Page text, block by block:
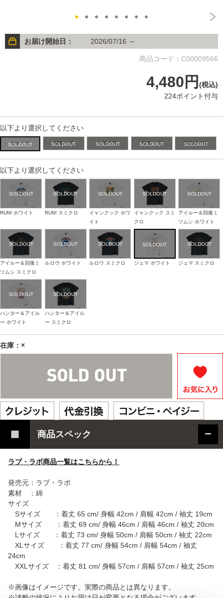
お届け開始日： 2026/07/16 ～
商品コード：C00009566
4,480円 (税込)
224ポイント付与
以下より選択してください
Sサイズ Mサイズ Lサイズ XLサイズ XXLサイズ
以下より選択してください
RUN! ホワイト RUN! スミクロ
イャンクック ホワ
イト
イャンクック スミ
クロ
アイルー＆回復ミ
ツムシ ホワイト
アイルー＆回復ミ
ツムシ スミクロ
ルロウ ホワイト ルロウ スミクロ ジェマ ホワイト ジェマ スミクロ
ハンター＆アイル
ー ホワイト
ハンター＆アイル
ー スミクロ
在庫：×
商品スペック
ラブ・ラボ商品一覧はこちらから！
発売元：ラブ・ラボ
素材 ：綿
サイズ
Sサイズ ：着丈 65 cm/ 身幅 42cm / 肩幅 42cm / 袖丈 19cm
Mサイズ ：着丈 69 cm/ 身幅 46cm / 肩幅 46cm / 袖丈 20cm
Lサイズ ：着丈 73 cm/ 身幅 50cm / 肩幅 50cm / 袖丈 22cm
XLサイズ ：着丈 77 cm/ 身幅 54cm / 肩幅 54cm / 袖丈
24cm
XXLサイズ ：着丈 81 cm/ 身幅 57cm / 肩幅 57cm / 袖丈 25cm
※画像はイメージです。実際の商品とは異なります。